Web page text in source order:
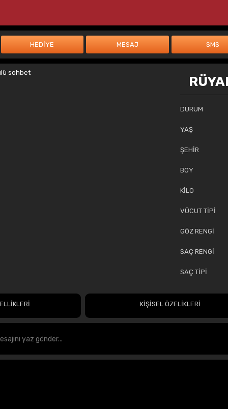
DURUM
YAŞ
ŞEHİR
BOY
KİLO
VÜCUT TİPİ
GÖZ RENGİ
SAÇ RENGİ
SAÇ TİPİ
KİŞİSEL ÖZELİKLERİ